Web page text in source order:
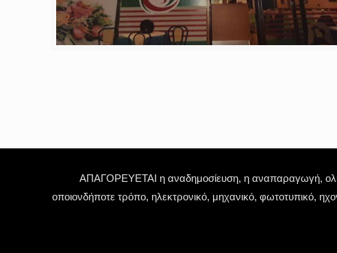
ΑΠΑΓΟΡΕΥΕΤΑΙ η αναδημοσίευση, η αναπαραγωγή,
οποιονδήποτε τρόπο, ηλεκτρονικό, μηχανικό, φωτοτυπικό,